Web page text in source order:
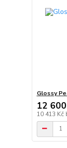
Glossy
12
10 413 Kč